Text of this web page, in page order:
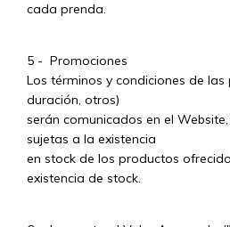
cada prenda.
5 - Promociones
Los términos y condiciones de
duración, otros)
serán comunicados en el
sujetas a la existencia
en stock de los productos
existencia de stock.